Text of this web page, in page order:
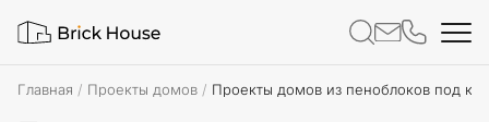
Главная Проекты домов Проекты домов из пеноблоков под